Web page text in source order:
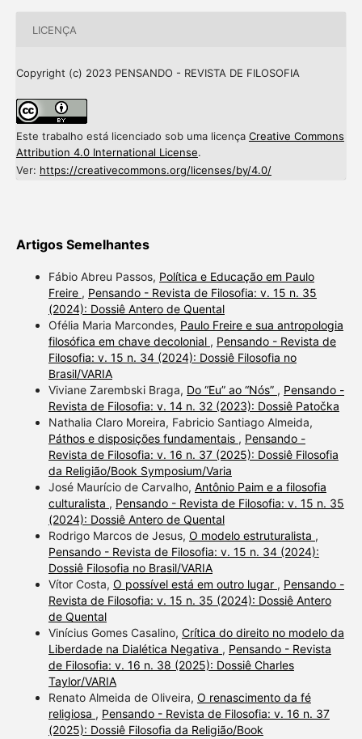
LICENÇA
Copyright (c) 2023 PENSANDO - REVISTA DE FILOSOFIA
Este trabalho está licenciado sob uma licença Creative Commons
Attribution 4.0 International License.
Ver: https://creativecommons.org/licenses/by/4.0/
Artigos Semelhantes
Fábio Abreu Passos, Política e Educação em Paulo
Freire , Pensando - Revista de Filosofia: v. 15 n. 35
(2024): Dossiê Antero de Quental
Ofélia Maria Marcondes, Paulo Freire e sua antropologia
filosófica em chave decolonial , Pensando - Revista de
Filosofia: v. 15 n. 34 (2024): Dossiê Filosofia no
Brasil/VARIA
Viviane Zarembski Braga, Do “Eu” ao “Nós” , Pensando -
Revista de Filosofia: v. 14 n. 32 (2023): Dossiê Patočka
Nathalia Claro Moreira, Fabricio Santiago Almeida,
Páthos e disposições fundamentais , Pensando -
Revista de Filosofia: v. 16 n. 37 (2025): Dossiê Filosofia
da Religião/Book Symposium/Varia
José Maurício de Carvalho, Antônio Paim e a filosofia
culturalista , Pensando - Revista de Filosofia: v. 15 n. 35
(2024): Dossiê Antero de Quental
Rodrigo Marcos de Jesus, O modelo estruturalista ,
Pensando - Revista de Filosofia: v. 15 n. 34 (2024):
Dossiê Filosofia no Brasil/VARIA
Vítor Costa, O possível está em outro lugar , Pensando -
Revista de Filosofia: v. 15 n. 35 (2024): Dossiê Antero
de Quental
Vinícius Gomes Casalino, Crítica do direito no modelo da
Liberdade na Dialética Negativa , Pensando - Revista
de Filosofia: v. 16 n. 38 (2025): Dossiê Charles
Taylor/VARIA
Renato Almeida de Oliveira, O renascimento da fé
religiosa , Pensando - Revista de Filosofia: v. 16 n. 37
(2025): Dossiê Filosofia da Religião/Book